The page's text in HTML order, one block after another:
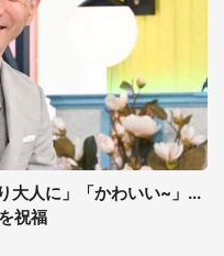
大人に」「かわいい~」...
祝福